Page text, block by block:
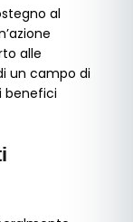
al
alle
un campo di
benefici